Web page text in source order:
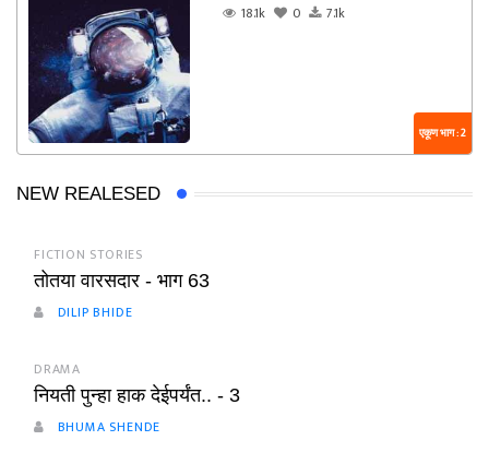
18.1k
0 7.1k
एकूण भाग : 2
NEW REALESED
FICTION STORIES
तोतया वारसदार - भाग 63
DILIP BHIDE
DRAMA
नियती पुन्हा हाक देईपर्यंत.. - 3
BHUMA SHENDE